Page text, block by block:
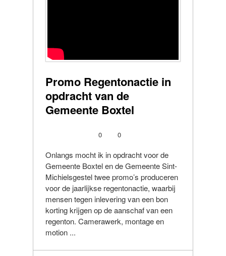
Promo Regentonactie in
opdracht van de
Gemeente Boxtel
0 0
Onlangs mocht ik in opdracht voor de
Gemeente Boxtel en de Gemeente Sint-
Michielsgestel twee promo’s produceren
voor de jaarlijkse regentonactie, waarbij
mensen tegen inlevering van een bon
korting krijgen op de aanschaf van een
regenton. Camerawerk, montage en
motion ...